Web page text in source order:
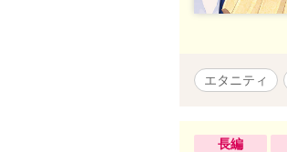
エタニティ
長編